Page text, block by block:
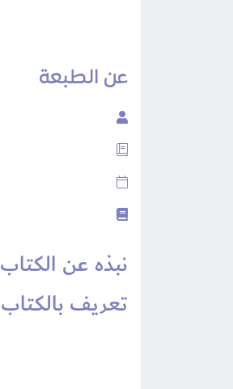
عن الطبعة
نبذه عن الكتاب
تعريف بالكتاب